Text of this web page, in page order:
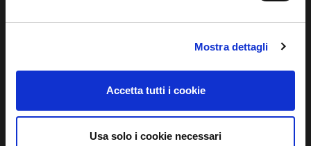
Mostra dettagli
Accetta tutti i cookie
Usa solo i cookie necessari
Regalgrid Europe Srl
con lo scopo di sviluppare un sistema sostenibile, avanzato e
innovativo di gestione dell’energia rinnovabile.